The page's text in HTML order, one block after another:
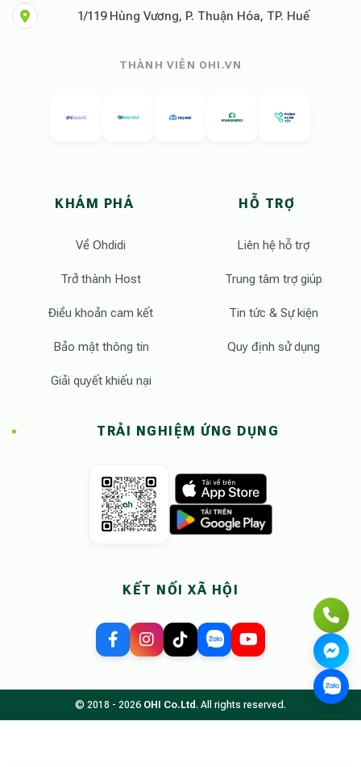
1/119 Hùng Vương, P. Thuận Hóa, TP. Huế
THÀNH VIÊN OHI.VN
KHÁM PHÁ
Về Ohdidi
Trở thành Host
Điều khoản cam kết
Bảo mật thông tin
Giải quyết khiếu nại
HỖ TRỢ
Liên hệ hỗ trợ
Trung tâm trợ giúp
Tin tức & Sự kiện
Quy định sử dụng
TRẢI NGHIỆM ỨNG DỤNG
KẾT NỐI XÃ HỘI
© 2018 - 2026 OHI Co.Ltd. All rights reserved.